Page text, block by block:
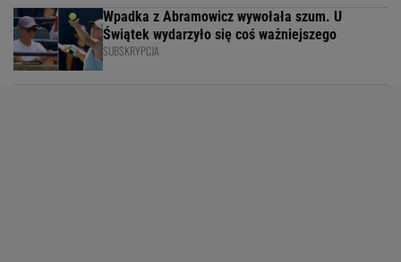
Wpadka z Abramowicz wywołała szum. U
Świątek wydarzyło się coś ważniejszego
SUBSKRYPCJA